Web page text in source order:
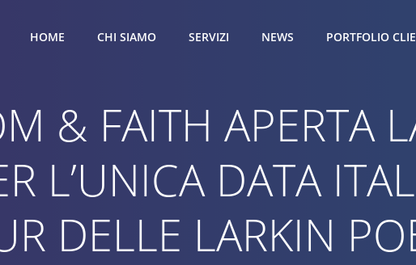
HOME CHI SIAMO SERVIZI NEWS PORTFOLIO
& FAITH APERTA
L’UNICA DATA
DELLE LARKIN